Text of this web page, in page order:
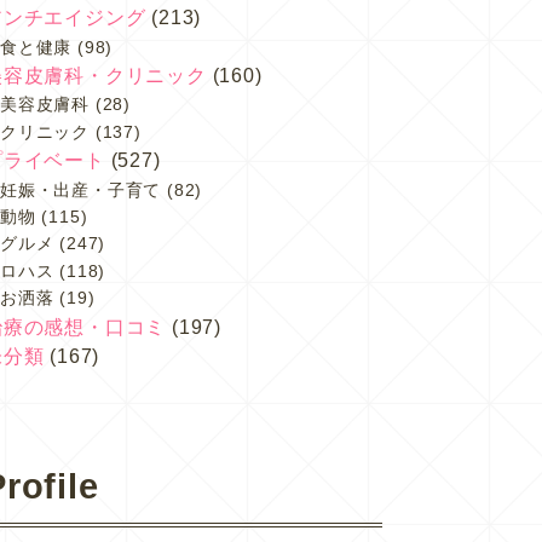
チエイジング (213)
食と健康 (98)
皮膚科・クリニック (160)
美容皮膚科 (28)
クリニック (137)
イベート (527)
妊娠・出産・子育て (82)
動物 (115)
グルメ (247)
ロハス (118)
お洒落 (19)
の感想・口コミ
(197)
類 (167)